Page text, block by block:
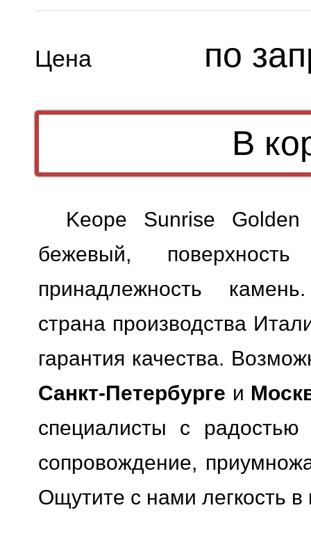
Цена по
Keope Sunrise
бежевый,
принадлежность
страна производства
гарантия качества.
Санкт-Петербурге и
специалисты с радостью
сопровождение,
Ощутите с нами легкость